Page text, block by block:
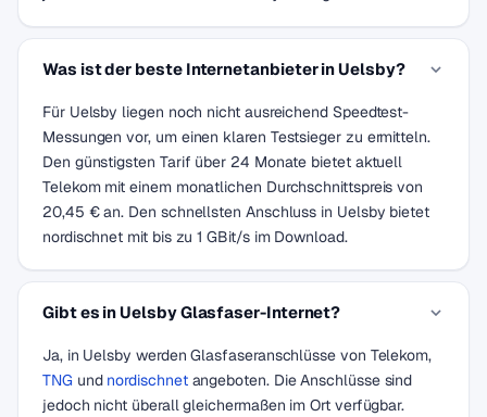
Was ist der beste Internetanbieter in Uelsby?
Für Uelsby liegen noch nicht ausreichend Speedtest-
Messungen vor, um einen klaren Testsieger zu ermitteln.
Den günstigsten Tarif über 24 Monate bietet aktuell
Telekom mit einem monatlichen Durchschnittspreis von
20,45 € an. Den schnellsten Anschluss in Uelsby bietet
nordischnet mit bis zu 1 GBit/s im Download.
Gibt es in Uelsby Glasfaser-Internet?
Ja, in Uelsby werden Glasfaseranschlüsse von Telekom,
TNG und nordischnetangeboten. Die Anschlüsse sind
jedoch nicht überall gleichermaßen im Ort verfügbar.